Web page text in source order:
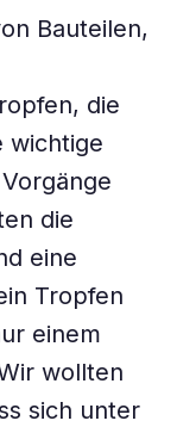
Bauteilen,
die
wichtige
die
eine
Tropfen
einem
wollten
sich unter